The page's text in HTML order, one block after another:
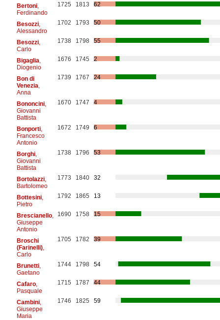
Bertoni,
Ferdinando
1725 1813 62
Besozzi,
Alessandro
1702 1793 50
Besozzi,
Carlo
1738 1798 55
Bigaglia
Diogenio
1676 1745 2
Bon di
Venezia
Anna
1739 1767 24
Bononcini,
Giovanni
Battista
1670 1747 4
Bonporti,
Francesco
Antonio
1672 1749 6
Borghi,
Giovanni
Battista
1738 1796 53
Bortolazzi,
Bartolomeo
1773 1840 32
Bottesini,
Pietro
1792 1865 13
Brescianello,
Giuseppe
Antonio
1690 1758 15
Broschi
(Farinelli),
Carlo
1705 1782 39
Brunetti,
Gaetano
1744 1798 54
Cafaro,
Pasquale
1715 1787 44
Cambini,
Giuseppe
Maria
1746 1825 59